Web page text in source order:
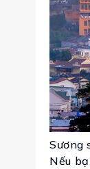
Sương
Nếu